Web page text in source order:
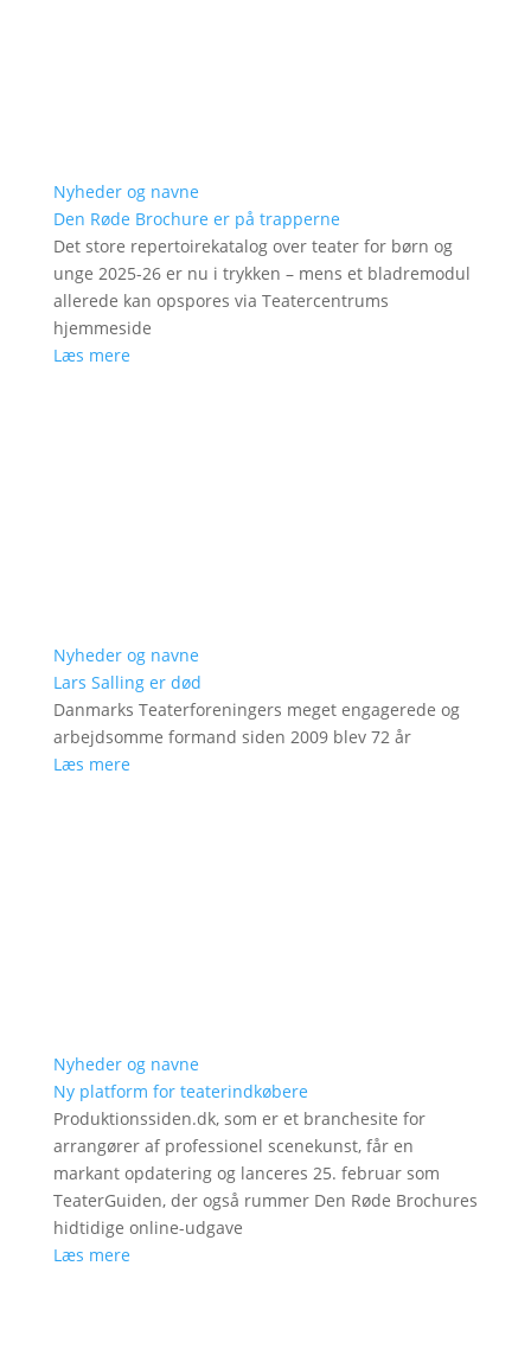
Nyheder og navne
Den Røde Brochure er på trapperne
Det store repertoirekatalog over teater for børn og
unge 2025-26 er nu i trykken – mens et bladremodul
allerede kan opspores via Teatercentrums
hjemmeside
Læs mere
Nyheder og navne
Lars Salling er død
Danmarks Teaterforeningers meget engagerede og
arbejdsomme formand siden 2009 blev 72 år
Læs mere
Nyheder og navne
Ny platform for teaterindkøbere
Produktionssiden.dk, som er et branchesite for
arrangører af professionel scenekunst, får en
markant opdatering og lanceres 25. februar som
TeaterGuiden, der også rummer Den Røde Brochures
hidtidige online-udgave
Læs mere